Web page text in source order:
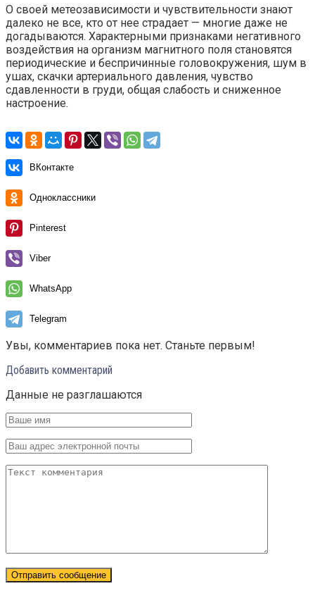
О своей метеозависимости и чувствительности знают
далеко не все, кто от нее страдает — многие даже не
догадываются. Характерными признаками негативного
воздействия на организм магнитного поля становятся
периодические и беспричинные головокружения, шум в
ушах, скачки артериального давления, чувство
сдавленности в груди, общая слабость и сниженное
настроение.
ВКонтакте
Одноклассники
Pinterest
Viber
WhatsApp
Telegram
Увы, комментариев пока нет. Станьте первым!
Добавить комментарий
Данные не разглашаются